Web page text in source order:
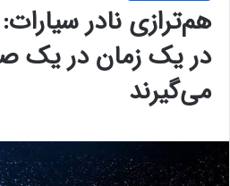
هم‌ترازی نادر
در یک زمان در یک
می‌گیرند